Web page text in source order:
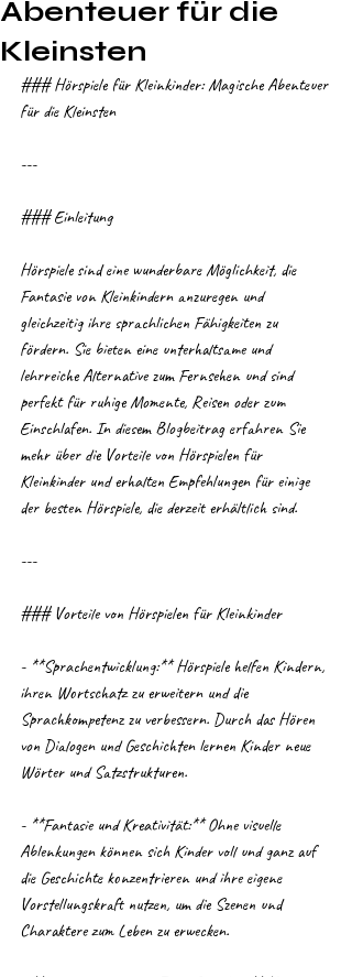
Abenteuer für die
Kleinsten
### Hörspiele für Kleinkinder: Magische Abenteuer
für die Kleinsten
---
### Einleitung
Hörspiele sind eine wunderbare Möglichkeit, die
Fantasie von Kleinkindern anzuregen und
gleichzeitig ihre sprachlichen Fähigkeiten zu
fördern. Sie bieten eine unterhaltsame und
lehrreiche Alternative zum Fernsehen und sind
perfekt für ruhige Momente, Reisen oder zum
Einschlafen. In diesem Blogbeitrag erfahren Sie
mehr über die Vorteile von Hörspielen für
Kleinkinder und erhalten Empfehlungen für einige
der besten Hörspiele, die derzeit erhältlich sind.
---
### Vorteile von Hörspielen für Kleinkinder
- **Sprachentwicklung:** Hörspiele helfen Kindern,
ihren Wortschatz zu erweitern und die
Sprachkompetenz zu verbessern. Durch das Hören
von Dialogen und Geschichten lernen Kinder neue
Wörter und Satzstrukturen.
- **Fantasie und Kreativität:** Ohne visuelle
Ablenkungen können sich Kinder voll und ganz auf
die Geschichte konzentrieren und ihre eigene
Vorstellungskraft nutzen, um die Szenen und
Charaktere zum Leben zu erwecken.